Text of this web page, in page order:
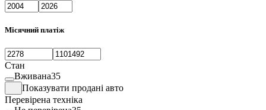
Місячний платіж
Стан
Вживана35
Показувати продані авто
Перевірена техніка